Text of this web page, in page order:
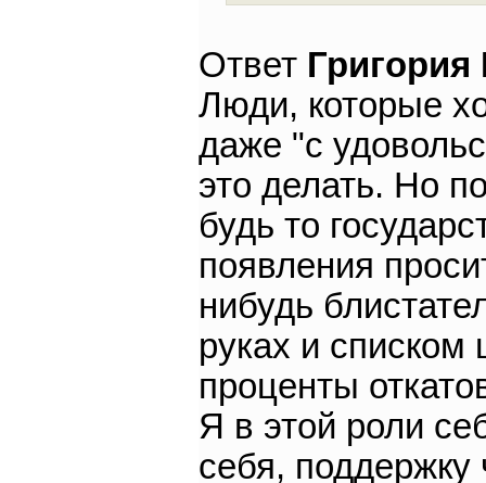
Ответ
Люди, которые
даже "с
это делать. Но
будь то
появления
нибудь
руках и
проценты
Я в этой роли
себя, поддержку